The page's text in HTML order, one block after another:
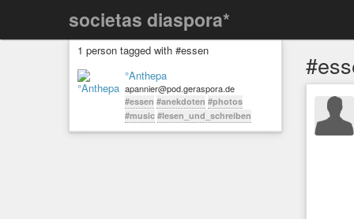
societas diaspora*
1 person tagged with #essen
°Anthepa
apannier@pod.geraspora.de
#essen #anekdoten #photos
#music #lesen_und_schreiben